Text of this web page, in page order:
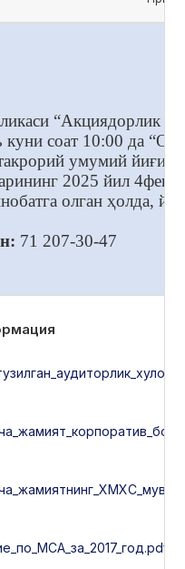
“Акциядорлик
куни соат 10:00 да
умумий
2025 йил
олган ҳолда,
71 207-30-47